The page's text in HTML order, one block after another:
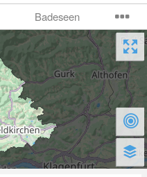
Badeseen